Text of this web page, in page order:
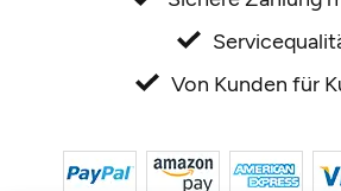
Von Kunden für